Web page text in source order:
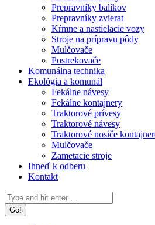
Prepravníky balíkov
Prepravníky zvierat
Kŕmne a nastielacie vozy
Stroje na prípravu pôdy
Mulčovače
Postrekovače
Komunálna technika
Ekológia a komunál
Fekálne návesy
Fekálne kontajnery
Traktorové prívesy
Traktorové návesy
Traktorové nosiče
Mulčovače
Zametacie stroje
Ihneď k odberu
Kontakt
Search: